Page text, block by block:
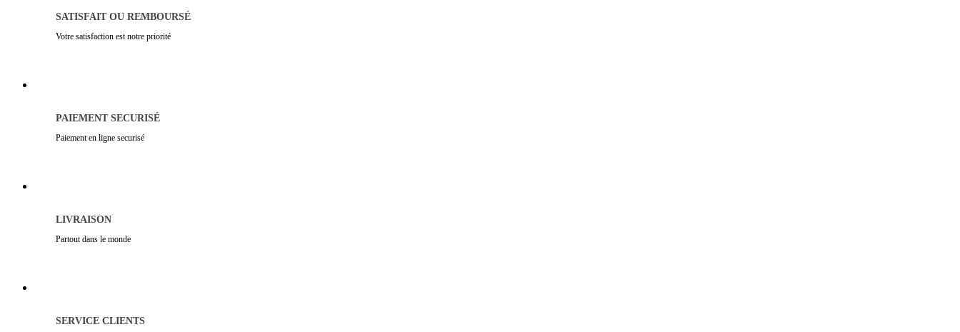
SATISFAIT OU REMBOURSÉ
Votre satisfaction est notre priorité
PAIEMENT SECURISÉ
Paiement en ligne securisé
LIVRAISON
Partout dans le monde
SERVICE CLIENTS